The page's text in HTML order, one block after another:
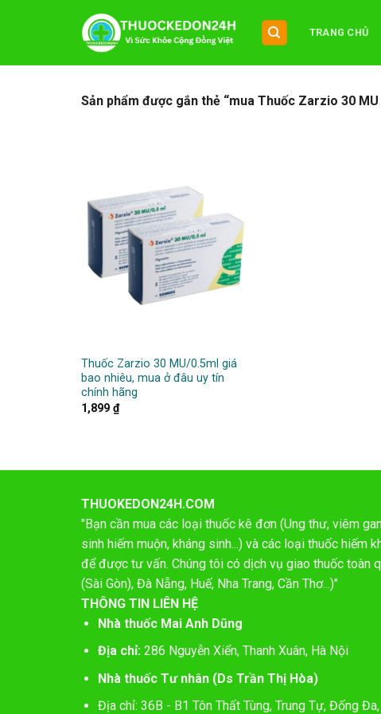
dung
TRANG CHỦ
Sản phẩm được gắn thẻ “mua Thuốc Zarzio 30 MU
Thuốc Zarzio 30 MU/0.5ml giá
bao nhiêu, mua ở đâu uy tín
chính hãng
1,899 ₫
THUOKEDON24H.COM
"Bạn cần mua các loại thuốc kê đơn (Ung thư, viêm
sinh hiếm muộn, kháng sinh...) và các loại thuốc hiếm
để được tư vấn. Chúng tôi có dịch vụ giao thuốc toàn
(Sài Gòn), Đà Nẵng, Huế, Nha Trang, Cần Thơ...)"
THÔNG TIN LIÊN HỆ
Nhà thuốc Mai Anh Dũng
Địa chỉ:286 Nguyễn Xiển, Thanh Xuân, Hà Nội
Nhà thuốc Tư nhân (Ds Trần Thị Hòa)
Địa chỉ: 36B - B1 Tôn Thất Tùng, Trung Tự, Đống